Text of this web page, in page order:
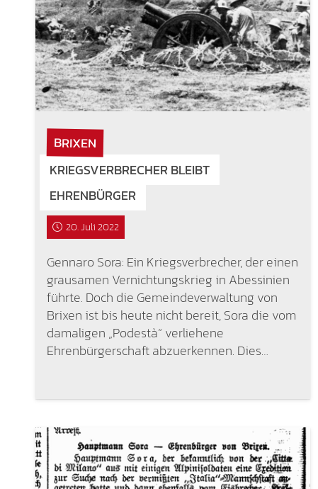
BRIXEN
KRIEGSVERBRECHER BLEIBT
EHRENBÜRGER
20. Juli 2022
Gennaro Sora: Ein Kriegsverbrecher, der einen
grausamen Vernichtungskrieg in Abessinien
führte. Doch die Gemeindeverwaltung von
Brixen ist bis heute nicht bereit, Sora die vom
damaligen „Podestà“ verliehene
Ehrenbürgerschaft abzuerkennen. Dies…